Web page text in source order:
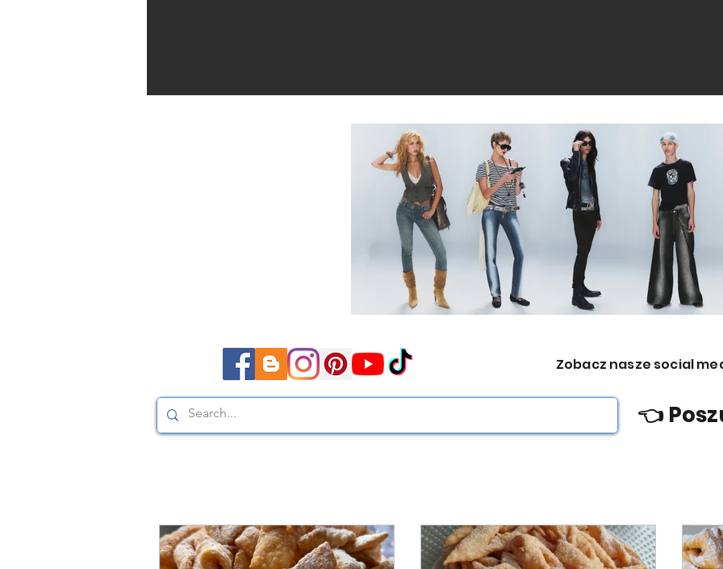
Moda, styl, ubrania i promocje dla Ciebie WEEKDAY.
Moda, styl, ubrania i promocje dla Ciebie WEEKDAY. Zobacz nasze social
👈